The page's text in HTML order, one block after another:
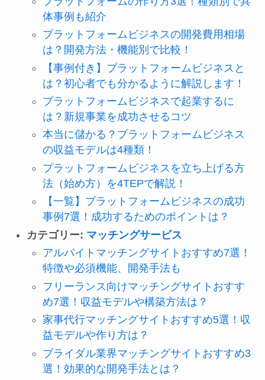
体事例も紹介
プラットフォームビジネスの開発費用相場
は？開発方法・機能別で比較！
【事例付き】プラットフォームビジネスと
は？初心者でも分かるように解説します！
プラットフォームビジネスで起業するに
は？新規事業を成功させるコツ
本当に儲かる？プラットフォームビジネス
の収益モデルは4種類！
プラットフォームビジネスを立ち上げる方
法（始め方）を4TEPで解説！
【一覧】プラットフォームビジネスの成功
事例7選！成功するためのポイントは？
カテゴリー: マッチングサービス
アルバイトマッチングサイトおすすめ7選！
特徴や必須機能、開発手法も
フリーランス向けマッチングサイトおすす
め7選！収益モデルや構築方法は？
家事代行マッチングサイトおすすめ5選！収
益モデルや作り方は？
ブライダル業界マッチングサイトおすすめ3
選！効果的な開発手法とは？